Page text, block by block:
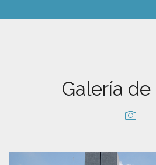
Galería